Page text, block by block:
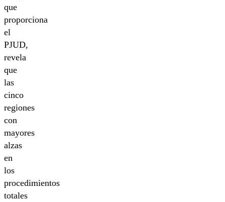
que
proporciona
el
PJUD,
revela
que
las
cinco
regiones
con
mayores
alzas
en
los
procedimientos
totales